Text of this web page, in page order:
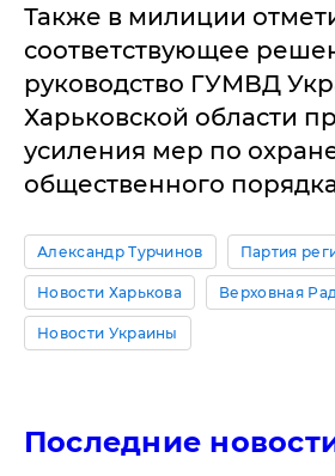
Также в милиции
соответствующее
руководство ГУМВД
Харьковской области
усиления мер по
общественного
Александр Турчинов Партия
Новости Харькова Верховная
Новости Украины
Последние